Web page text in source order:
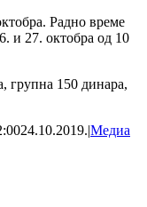
Радно време
и 27. октобра од 10
групна 150 динара,
24.10.2019.|Медиа